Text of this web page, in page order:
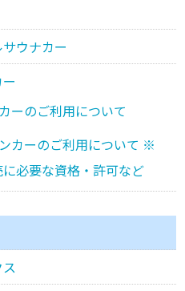
ウナカー
ーのご利用について
カーのご利用について ※
必要な資格・許可など
ス